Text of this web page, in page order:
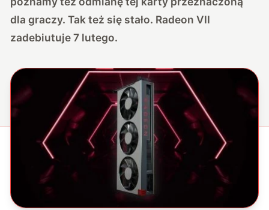
dla graczy. Tak też się stało. Radeon VII
zadebiutuje 7 lutego.